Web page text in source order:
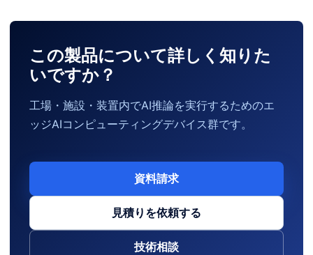
この製品について詳しく知りた
いですか？
工場・施設・装置内でAI推論を実行するためのエ
ッジAIコンピューティングデバイス群です。
資料請求
見積りを依頼する
技術相談